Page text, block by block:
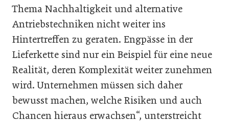
Thema Nachhaltigkeit und alternative
Antriebstechniken nicht weiter ins
Hintertreffen zu geraten. Engpässe in der
Lieferkette sind nur ein Beispiel für eine neue
Realität, deren Komplexität weiter zunehmen
wird. Unternehmen müssen sich daher
bewusst machen, welche Risiken und auch
Chancen hieraus erwachsen“, unterstreicht